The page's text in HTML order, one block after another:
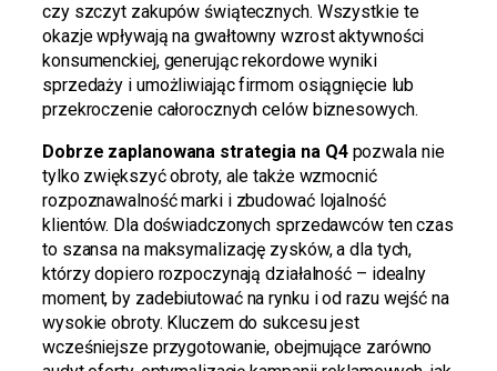
czy szczyt zakupów świątecznych. Wszystkie te
okazje wpływają na gwałtowny wzrost aktywności
konsumenckiej, generując rekordowe wyniki
sprzedaży i umożliwiając firmom osiągnięcie lub
przekroczenie całorocznych celów biznesowych.
Dobrze zaplanowana strategia na Q4pozwala nie
tylko zwiększyć obroty, ale także wzmocnić
rozpoznawalność marki i zbudować lojalność
klientów. Dla doświadczonych sprzedawców ten czas
to szansa na maksymalizację zysków, a dla tych,
którzy dopiero rozpoczynają działalność – idealny
moment, by zadebiutować na rynku i od razu wejść na
wysokie obroty. Kluczem do sukcesu jest
wcześniejsze przygotowanie, obejmujące zarówno